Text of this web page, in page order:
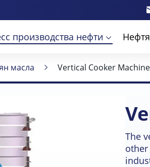
производства нефти
масла Vertical Cooker Machine
The